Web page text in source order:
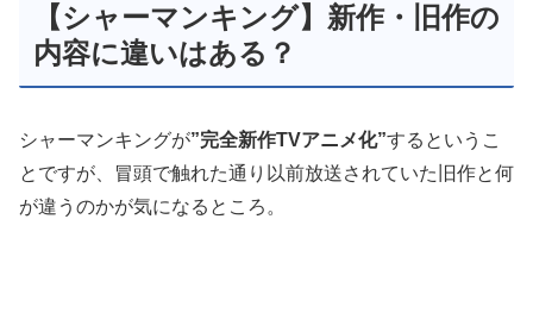
【シャーマンキング】新作・旧作の
内容に違いはある？
シャーマンキングが”完全新作TVアニメ化”するというこ
とですが、冒頭で触れた通り以前放送されていた旧作と何
が違うのかが気になるところ。